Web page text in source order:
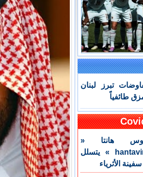
تبرز لبنان
طائفياً
هانتا «
hantavirus » يتسلل
سفينة الأثرياء